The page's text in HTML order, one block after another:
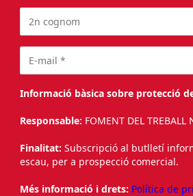
Informació bàsica sobre protecció
Responsable: FOMENT DEL TREBALL
Finalitat: Subscripció al butlletí
escau, per a prospecció comercial.
Més informació i drets: Política de